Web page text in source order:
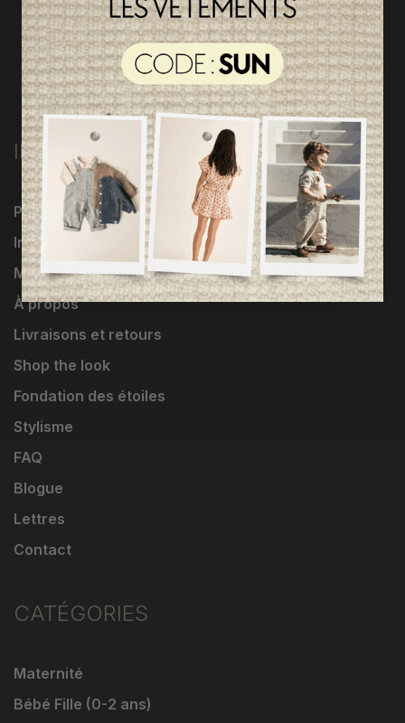
INFORMATIONS
Programme Loyauté
Influenceuses
Marques
À propos
Livraisons et retours
Shop the look
Fondation des étoiles
Stylisme
FAQ
Blogue
Lettres
Contact
CATÉGORIES
Maternité
Bébé Fille (0-2 ans)